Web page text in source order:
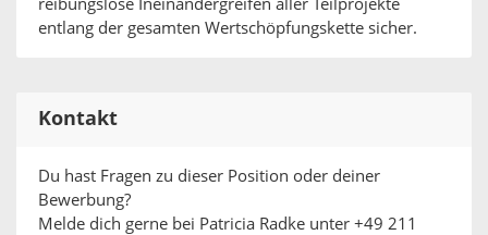
reibungslose Ineinandergreifen aller Teilprojekte
entlang der gesamten Wertschöpfungskette sicher.
Kontakt
Du hast Fragen zu dieser Position oder deiner
Bewerbung?
Melde dich gerne bei Patricia Radke unter +49 211